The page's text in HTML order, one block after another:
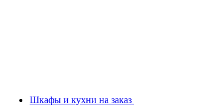
Шкафы и кухни на заказ